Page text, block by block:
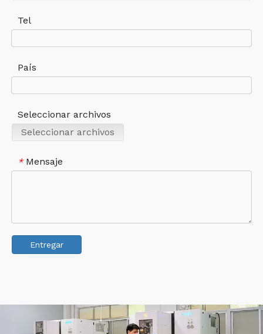
Tel
País
Seleccionar archivos
Seleccionar archivos
* Mensaje
Entregar